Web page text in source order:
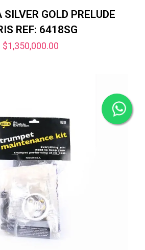
GOLD PRELUDE
REF: 6418SG
$1,350,000.00